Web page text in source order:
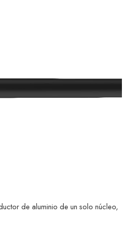
de aluminio de un solo núcleo,